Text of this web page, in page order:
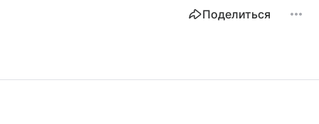
Поделиться